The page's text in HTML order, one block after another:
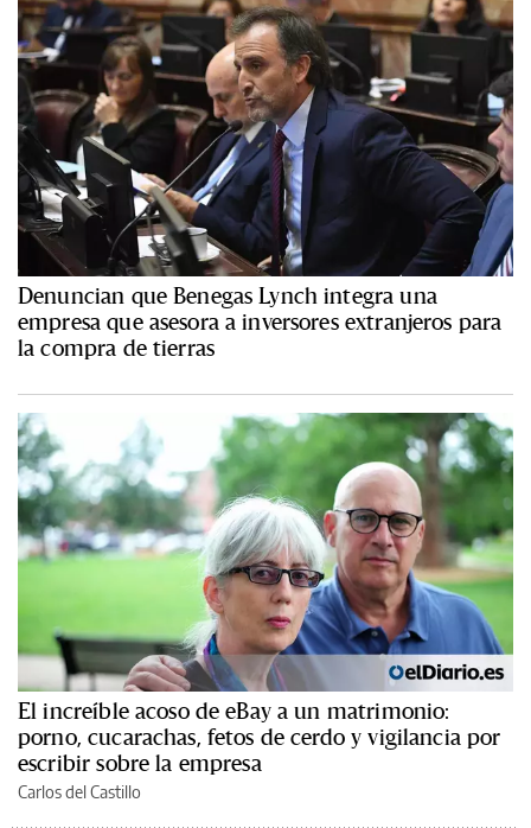
Denuncian que Benegas Lynch integra una
empresa que asesora a inversores extranjeros para
la compra de tierras
El increíble acoso de eBay a un matrimonio:
porno, cucarachas, fetos de cerdo y vigilancia por
escribir sobre la empresa
Carlos del Castillo